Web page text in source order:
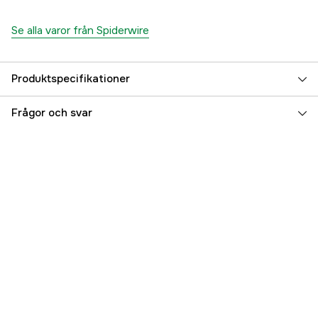
Se alla varor från Spiderwire
Produktspecifikationer
Linfärg Blue Camo
Frågor och svar